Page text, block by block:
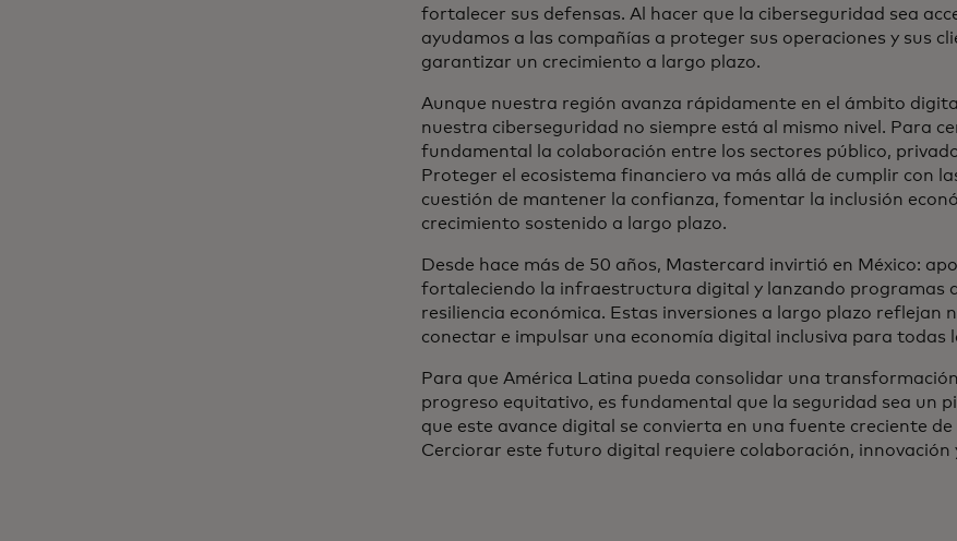
fortalecer sus defensas. Al hacer que la ciberseguridad sea
ayudamos a las compañías a proteger sus operaciones y sus
garantizar un crecimiento a largo plazo.
Aunque nuestra región avanza rápidamente en el ámbito
nuestra ciberseguridad no siempre está al mismo nivel. Para
fundamental la colaboración entre los sectores público,
Proteger el ecosistema financiero va más allá de cumplir con
cuestión de mantener la confianza, fomentar la inclusión
crecimiento sostenido a largo plazo.
Desde hace más de 50 años, Mastercard invirtió en México:
fortaleciendo la infraestructura digital y lanzando programas
resiliencia económica. Estas inversiones a largo plazo reflejan
conectar e impulsar una economía digital inclusiva para todas
Para que América Latina pueda consolidar una
progreso equitativo, es fundamental que la seguridad sea un
que este avance digital se convierta en una fuente creciente
Cerciorar este futuro digital requiere colaboración, innovación